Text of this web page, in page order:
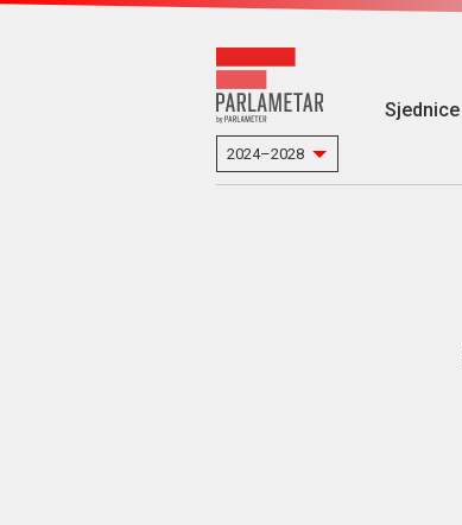
Sjednice